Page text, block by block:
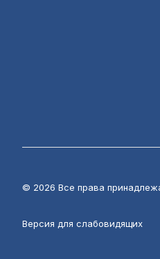
© 2026 Все права
Версия для слабовидящих